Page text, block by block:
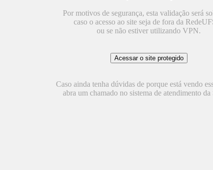
Por motivos de segurança, esta validação será
caso o acesso ao site seja de fora da
ou se não estiver utilizando VPN.
Caso ainda tenha dúvidas de porque está vendo
abra um chamado no sistema de atendimento